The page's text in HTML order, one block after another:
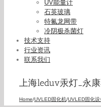
UV能量计
石英玻璃
特氟龙网带
冷阴极杀菌灯
技术支持
行业资讯
联系我们
上海leduv汞灯_永
Home/UVLED固化机/UVLED固化设